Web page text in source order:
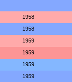
1958
1958
1959
1959
1959
1959